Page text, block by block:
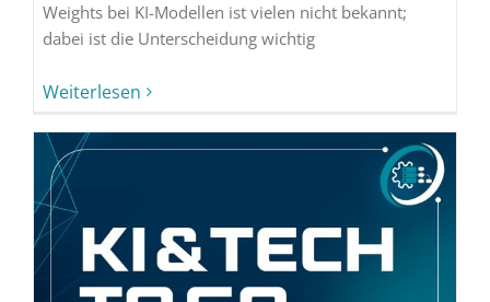
Weights bei KI-Modellen ist vielen nicht bekannt;
dabei ist die Unterscheidung wichtig
Weiterlesen